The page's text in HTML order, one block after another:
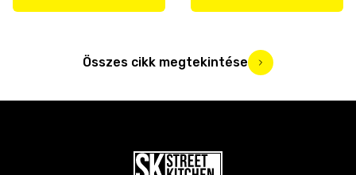
Összes cikk megtekintése